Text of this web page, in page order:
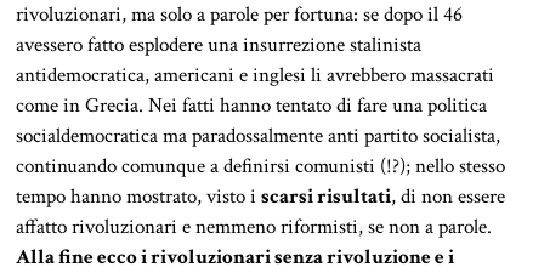
rivoluzionari, ma solo a parole per fortuna: se dopo il 46
avessero fatto esplodere una insurrezione stalinista
antidemocratica, americani e inglesi li avrebbero massacrati
come in Grecia. Nei fatti hanno tentato di fare una politica
socialdemocratica ma paradossalmente anti partito socialista,
continuando comunque a definirsi comunisti (!?); nello stesso
tempo hanno mostrato, visto iscarsi risultati, di non essere
affatto rivoluzionari e nemmeno riformisti, se non a parole.
Alla fine ecco i rivoluzionari senza rivoluzione e i